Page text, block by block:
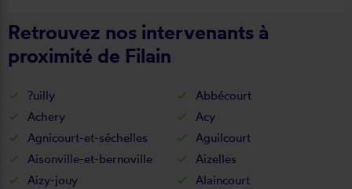
Retrouvez nos intervenants à
proximité de Filain
?uilly
Abbécourt
Achery
Acy
Agnicourt-et-séchelles
Aguilcourt
Aisonville-et-bernoville
Aizelles
Aizy-jouy
Alaincourt